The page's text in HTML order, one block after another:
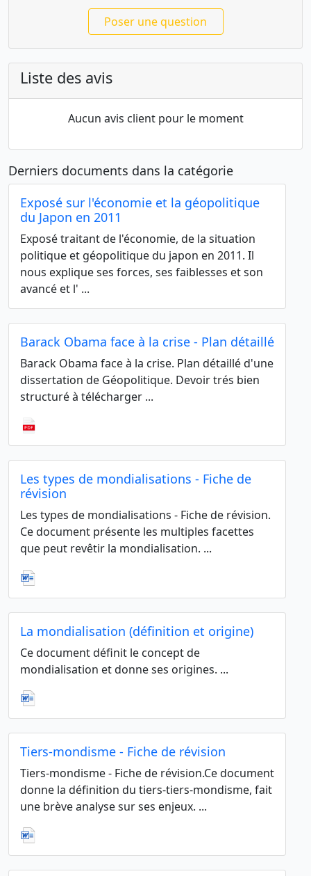
Poser une question
Liste des avis
Aucun avis client pour le moment
Derniers documents dans la catégorie
Exposé sur l'économie et la géopolitique
du Japon en 2011
Exposé traitant de l'économie, de la situation
politique et géopolitique du japon en 2011. Il
nous explique ses forces, ses faiblesses et son
avancé et l' ...
Barack Obama face à la crise - Plan détaillé
Barack Obama face à la crise. Plan détaillé d'une
dissertation de Géopolitique. Devoir trés bien
structuré à télécharger ...
Les types de mondialisations - Fiche de
révision
Les types de mondialisations - Fiche de révision.
Ce document présente les multiples facettes
que peut revêtir la mondialisation. ...
La mondialisation (définition et origine)
Ce document définit le concept de
mondialisation et donne ses origines. ...
Tiers-mondisme - Fiche de révision
Tiers-mondisme - Fiche de révision.Ce document
donne la définition du tiers-tiers-mondisme, fait
une brève analyse sur ses enjeux. ...